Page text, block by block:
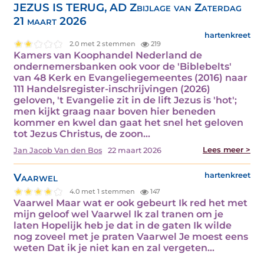
JEZUS IS TERUG, AD Zbijlage van Zaterdag
21 maart 2026
hartenkreet
2.0 met 2 stemmen 219
Kamers van Koophandel Nederland de
ondernemersbanken ook voor de 'Biblebelts'
van 48 Kerk en Evangeliegemeentes (2016) naar
111 Handelsregister-inschrijvingen (2026)
geloven, 't Evangelie zit in de lift Jezus is 'hot';
men kijkt graag naar boven hier beneden
kommer en kwel dan gaat het snel het geloven
tot Jezus Christus, de zoon…
Jan Jacob Van den Bos 22 maart 2026 Lees meer >
Vaarwel hartenkreet
4.0 met 1 stemmen 147
Vaarwel Maar wat er ook gebeurt Ik red het met
mijn geloof wel Vaarwel Ik zal tranen om je
laten Hopelijk heb je dat in de gaten Ik wilde
nog zoveel met je praten Vaarwel Je moest eens
weten Dat ik je niet kan en zal vergeten…